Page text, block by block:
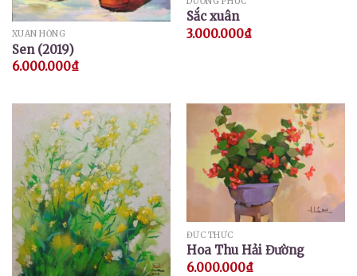
XUÂN HỒNG
Sen (2019)
6.000.000₫
Sắc xuân
3.000.000₫
ĐỨC THỨC
Hoa Thu Hải Đường
6.000.000₫